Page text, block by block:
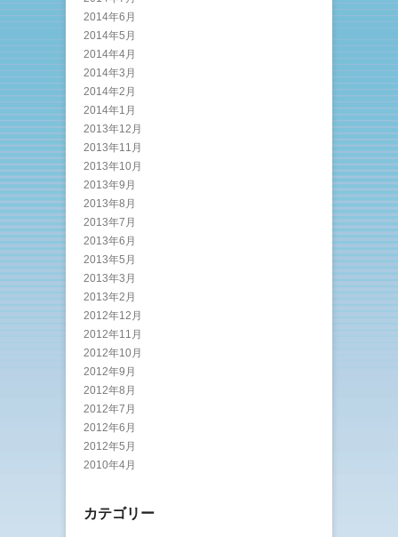
2014年6月
2014年5月
2014年4月
2014年3月
2014年2月
2014年1月
2013年12月
2013年11月
2013年10月
2013年9月
2013年8月
2013年7月
2013年6月
2013年5月
2013年3月
2013年2月
2012年12月
2012年11月
2012年10月
2012年9月
2012年8月
2012年7月
2012年6月
2012年5月
2010年4月
カテゴリー